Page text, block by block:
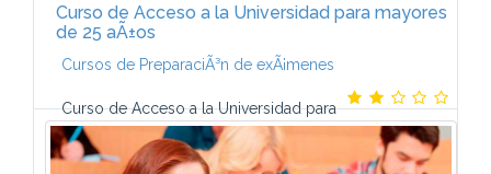
Curso de Acceso a la Universidad para mayores
de 25 aÃ±os
Cursos de PreparaciÃ³n de exÃ¡menes
Curso de Acceso a la Universidad para
Mayores de 25 AÃ±osLas Pruebas de Acceso a la
Universidad para mayores de 25 aÃ±os se crearon